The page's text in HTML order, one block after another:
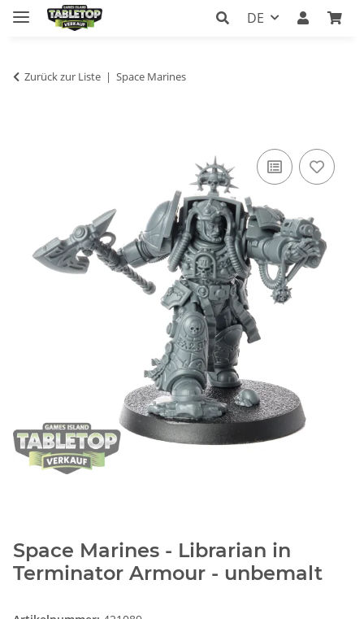
DE
Zurück zur Liste Space Marines
Space Marines - Librarian in
Terminator Armour - unbemalt